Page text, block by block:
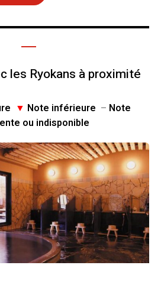
les Ryokans à proximité
▼ Note inférieure – Note
ou indisponible